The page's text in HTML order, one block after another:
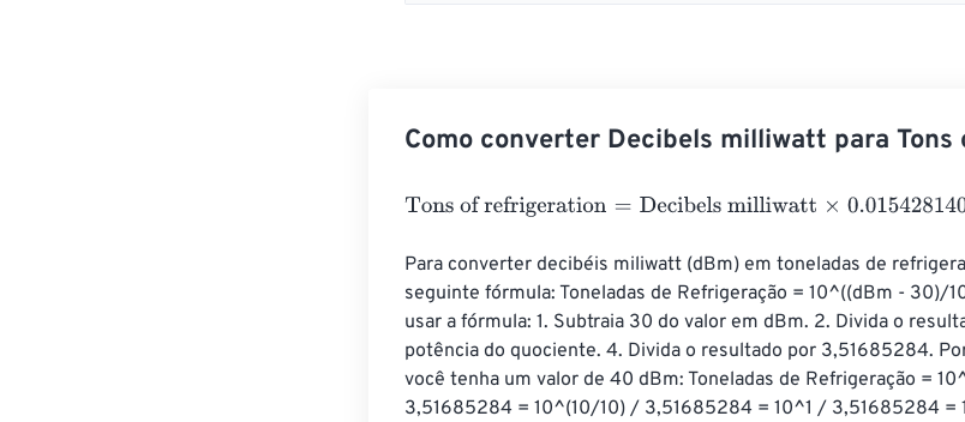
Como converter Decibels milliwatt para
Tons of refrigeration=Decibels milliwatt×0.0154281406
Para converter decibéis miliwatt (dBm) em toneladas de
seguinte fórmula: Toneladas de Refrigeração = 10^((dBm - 30)/
usar a fórmula: 1. Subtraia 30 do valor em dBm. 2. Divida o
potência do quociente. 4. Divida o resultado por 3,51685284.
você tenha um valor de 40 dBm: Toneladas de Refrigeração =
3,51685284 = 10^(10/10) / 3,51685284 = 10^1 / 3,51685284